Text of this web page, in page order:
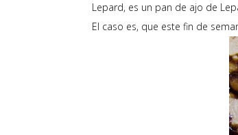
Lepard, es un pan de ajo de
El caso es, que este fin de